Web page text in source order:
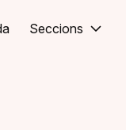
Seccions